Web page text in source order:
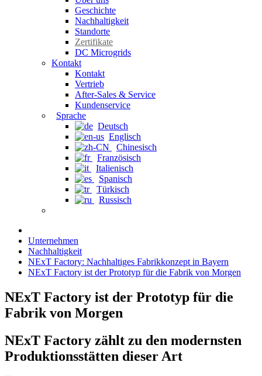
Geschichte
Nachhaltigkeit
Standorte
Zertifikate
DC Microgrids
Kontakt
Kontakt
Vertrieb
After-Sales & Service
Kundenservice
Sprache
Deutsch
Englisch
Chinesisch
Französisch
Italienisch
Spanisch
Türkisch
Russisch
Unternehmen
Nachhaltigkeit
NExT Factory: Nachhaltiges Fabrikkonzept in Bayern
NExT Factory ist der Prototyp für die Fabrik von Morgen
NExT Factory ist der Prototyp für die
Fabrik von Morgen
NExT Factory zählt zu den modernsten
Produktionsstätten dieser Art